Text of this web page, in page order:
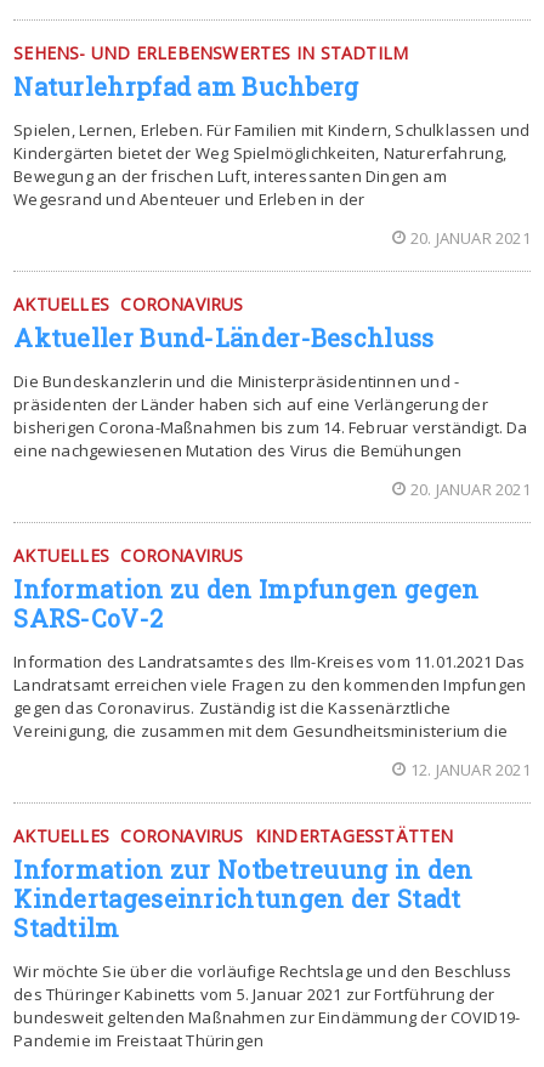
SEHENS- UND ERLEBENSWERTES IN STADTILM
Naturlehrpfad am Buchberg
Spielen, Lernen, Erleben. Für Familien mit Kindern, Schulklassen und
Kindergärten bietet der Weg Spielmöglichkeiten, Naturerfahrung,
Bewegung an der frischen Luft, interessanten Dingen am
Wegesrand und Abenteuer und Erleben in der
20. JANUAR 2021
AKTUELLES CORONAVIRUS
Aktueller Bund-Länder-Beschluss
Die Bundeskanzlerin und die Ministerpräsidentinnen und -
präsidenten der Länder haben sich auf eine Verlängerung der
bisherigen Corona-Maßnahmen bis zum 14. Februar verständigt. Da
eine nachgewiesenen Mutation des Virus die Bemühungen
20. JANUAR 2021
AKTUELLES CORONAVIRUS
Information zu den Impfungen gegen
SARS-CoV-2
Information des Landratsamtes des Ilm-Kreises vom 11.01.2021 Das
Landratsamt erreichen viele Fragen zu den kommenden Impfungen
gegen das Coronavirus. Zuständig ist die Kassenärztliche
Vereinigung, die zusammen mit dem Gesundheitsministerium die
12. JANUAR 2021
AKTUELLES CORONAVIRUS KINDERTAGESSTÄTTEN
Information zur Notbetreuung in den
Kindertageseinrichtungen der Stadt
Stadtilm
Wir möchte Sie über die vorläufige Rechtslage und den Beschluss
des Thüringer Kabinetts vom 5. Januar 2021 zur Fortführung der
bundesweit geltenden Maßnahmen zur Eindämmung der COVID19-
Pandemie im Freistaat Thüringen